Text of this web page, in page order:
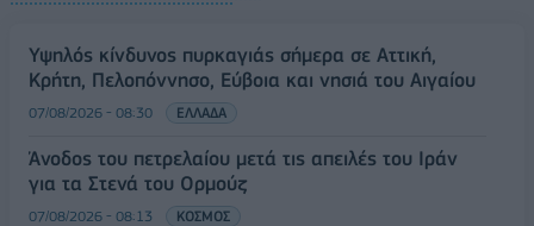
Υψηλός κίνδυνος πυρκαγιάς σήμερα σε Αττική,
Κρήτη, Πελοπόννησο, Εύβοια και νησιά του Αιγαίου
07/08/2026 - 08:30 ΕΛΛΑΔΑ
Άνοδος του πετρελαίου μετά τις απειλές του Ιράν
για τα Στενά του Ορμούζ
07/08/2026 - 08:13 ΚΟΣΜΟΣ